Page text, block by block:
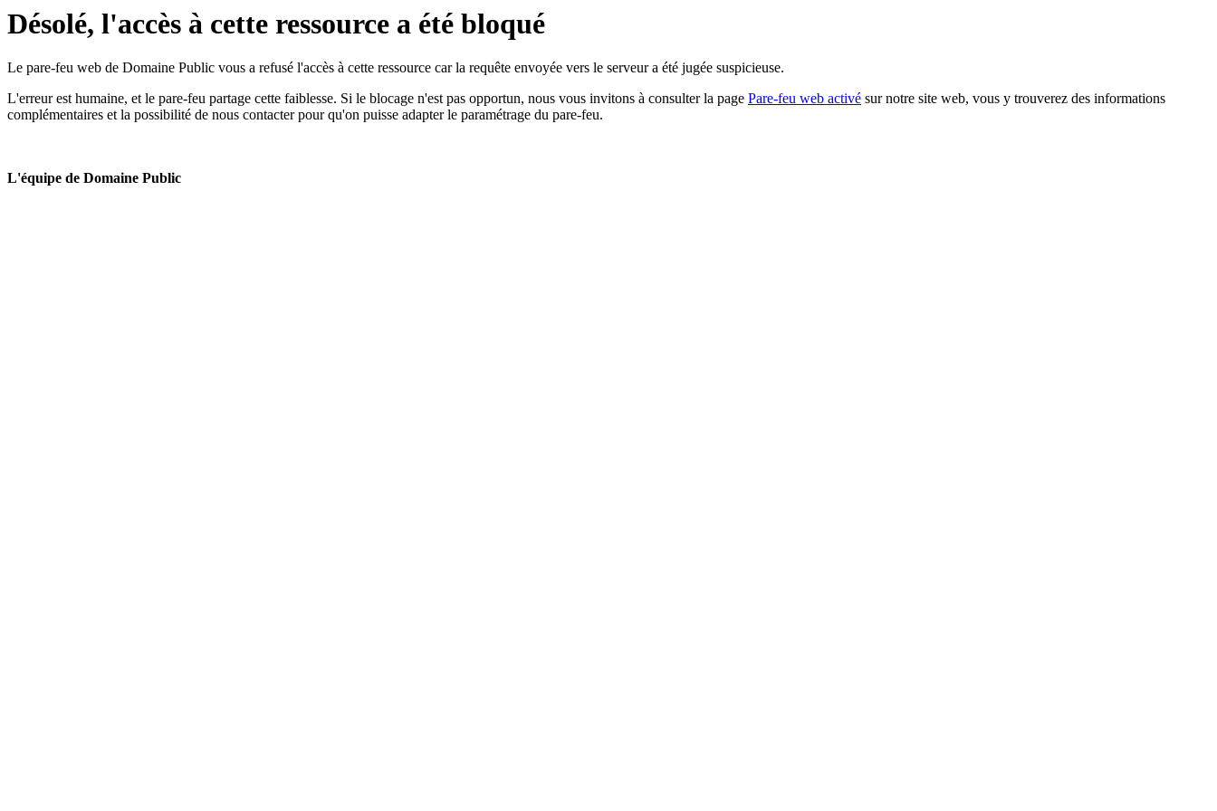
Désolé, l'accès à cette ressource a été bloqué
Le pare-feu web de Domaine Public vous a refusé l'accès à cette ressource car la requête envoyée vers le serveur a été jugée suspicieuse.
L'erreur est humaine, et le pare-feu partage cette faiblesse. Si le blocage n'est pas opportun, nous vous invitons à consulter la page Pare-feu web activé sur notre site web, vous y trouverez des informations
complémentaires et la possibilité de nous contacter pour qu'on puisse adapter le paramétrage du pare-feu.
L'équipe de Domaine Public